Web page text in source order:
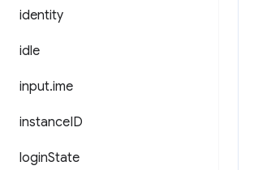
identity
idle
input.ime
instanceID
loginState